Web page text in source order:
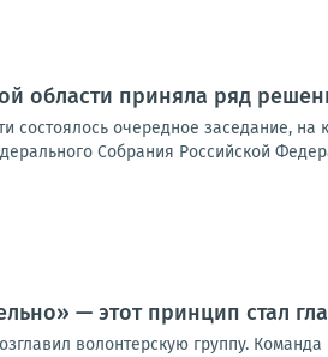
области приняла ряд
состоялось очередное заседание,
Собрания Российской
— этот принцип стал
волонтерскую группу.